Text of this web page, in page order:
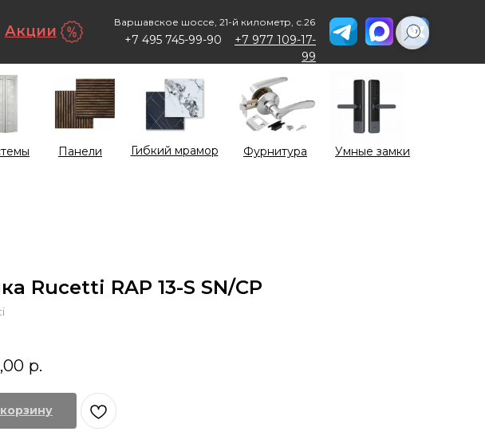
Акции
+7 977 109-17-
99
Варшавское шоссе, 21-й километр, с.26
+7 495 745-99-90
Умные замки
Фурнитура
Гибкий мрамор
Панели
Rucetti RAP 13-S SN/CP
р.